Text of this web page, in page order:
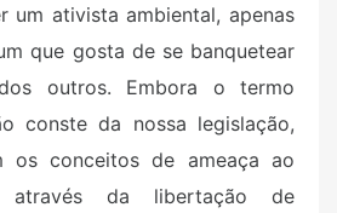
um ativista ambiental, apenas
que gosta de se banquetear
outros. Embora o termo
conste da nossa legislação,
os conceitos de ameaça ao
através da libertação de